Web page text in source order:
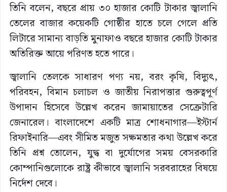
তিনি বলেন, বছরে প্রায় ৩০ হাজার কোটি টাকার জ্বালানি
তেলের বাজার কয়েকটি গোষ্ঠীর হাতে চলে গেলে প্রতি
লিটারে সামান্য বাড়তি মুনাফাও বছরে হাজার কোটি টাকার
অতিরিক্ত আয়ে পরিণত হতে পারে।
জ্বালানি তেলকে সাধারণ পণ্য নয়, বরং কৃষি, বিদ্যুৎ,
পরিবহন, বিমান চলাচল ও জাতীয় নিরাপত্তার গুরুত্বপূর্ণ
উপাদান হিসেবে উল্লেখ করেন জামায়াতের সেক্রেটারি
জেনারেল। বাংলাদেশে একটি মাত্র শোধনাগার—ইস্টার্ন
রিফাইনারি—এবং সীমিত মজুত সক্ষমতার কথা উল্লেখ করে
তিনি প্রশ্ন তোলেন, যুদ্ধ বা দুর্যোগের সময় বেসরকারি
কোম্পানিগুলোকে রাষ্ট্র কীভাবে জ্বালানি সরবরাহের বিষয়ে
নির্দেশ দেবে।